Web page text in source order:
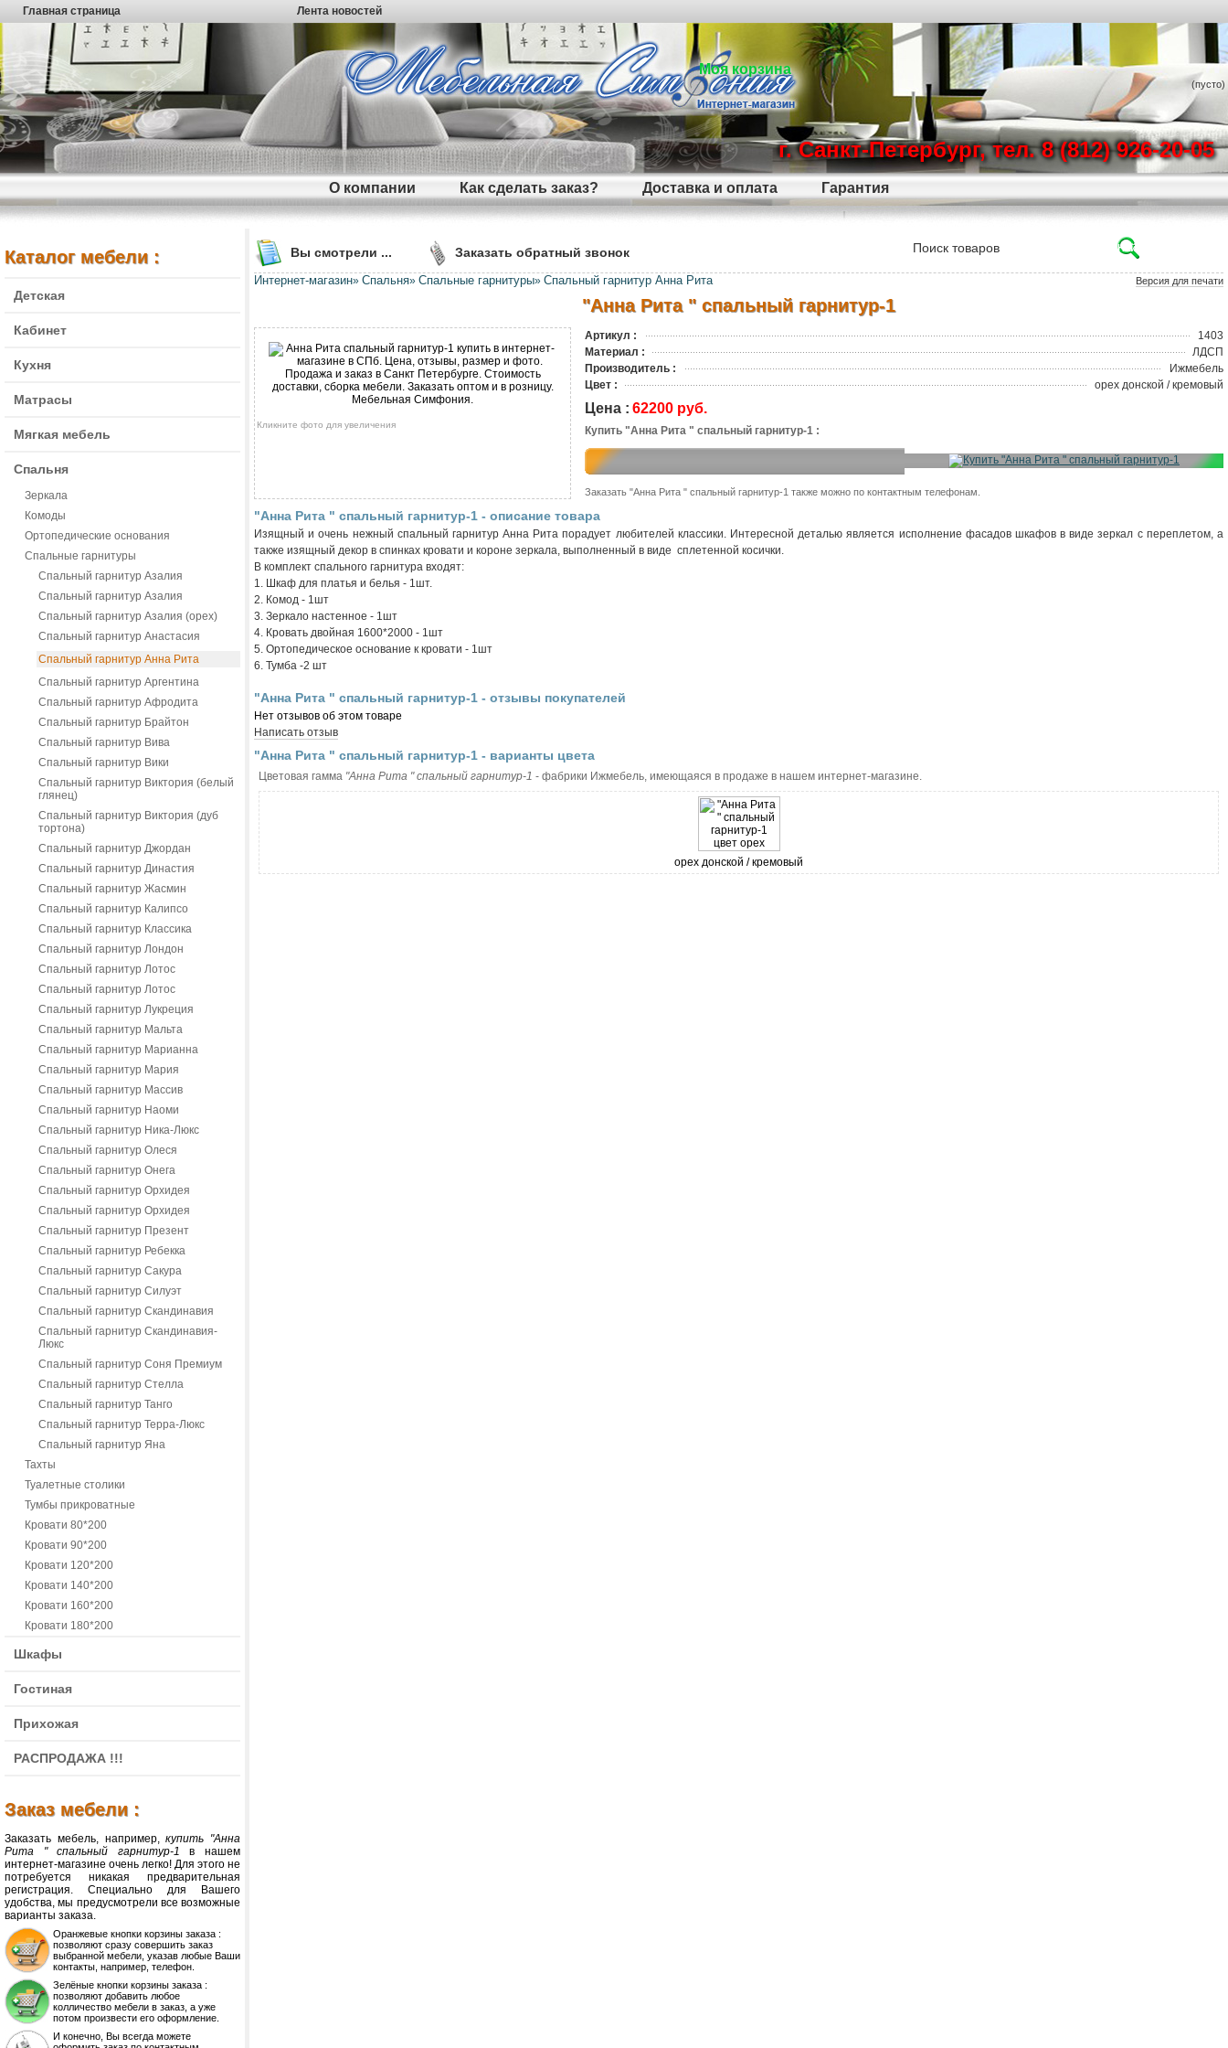
Главная страница Лента новостей
Моя корзина
(пусто)
г. Санкт-Петербург, тел. 8 (812) 926-20-05
О компании Как сделать заказ? Доставка и оплата Гарантия
Каталог мебели :
Детская
Кабинет
Кухня
Матрасы
Мягкая мебель
Спальня
Зеркала
Комоды
Ортопедические основания
Спальные гарнитуры
Спальный гарнитур Азалия
Спальный гарнитур Азалия
Спальный гарнитур Азалия (орех)
Спальный гарнитур Анастасия
Спальный гарнитур Анна Рита
Спальный гарнитур Аргентина
Спальный гарнитур Афродита
Спальный гарнитур Брайтон
Спальный гарнитур Вива
Спальный гарнитур Вики
Спальный гарнитур Виктория (белый
глянец)
Спальный гарнитур Виктория (дуб
тортона)
Спальный гарнитур Джордан
Спальный гарнитур Династия
Спальный гарнитур Жасмин
Спальный гарнитур Калипсо
Спальный гарнитур Классика
Спальный гарнитур Лондон
Спальный гарнитур Лотос
Спальный гарнитур Лотос
Спальный гарнитур Лукреция
Спальный гарнитур Мальта
Спальный гарнитур Марианна
Спальный гарнитур Мария
Спальный гарнитур Массив
Спальный гарнитур Наоми
Спальный гарнитур Ника-Люкс
Спальный гарнитур Олеся
Спальный гарнитур Онега
Спальный гарнитур Орхидея
Спальный гарнитур Орхидея
Спальный гарнитур Презент
Спальный гарнитур Ребекка
Спальный гарнитур Сакура
Спальный гарнитур Силуэт
Спальный гарнитур Скандинавия
Спальный гарнитур Скандинавия-
Люкс
Спальный гарнитур Соня Премиум
Спальный гарнитур Стелла
Спальный гарнитур Танго
Спальный гарнитур Терра-Люкс
Спальный гарнитур Яна
Тахты
Туалетные столики
Тумбы прикроватные
Кровати 80*200
Кровати 90*200
Кровати 120*200
Кровати 140*200
Кровати 160*200
Кровати 180*200
Шкафы
Гостиная
Прихожая
РАСПРОДАЖА !!!
Заказ мебели :
Заказать мебель, например,купить "Анна
Рита " спальный гарнитур-1 в нашем
интернет-магазине очень легко! Для этого не
потребуется никакая предварительная
регистрация. Специально для Вашего
удобства, мы предусмотрели все возможные
варианты заказа.
Оранжевые кнопки корзины заказа :
позволяют сразу совершить заказ
выбранной мебели, указав любые Ваши
контакты, например, телефон.
Зелёные кнопки корзины заказа :
позволяют добавить любое
колличество мебели в заказ, а уже
потом произвести его оформление.
И конечно, Вы всегда можете
Вы смотрели ... Заказать обратный звонок
Интернет-магазин» Спальня» Спальные гарнитуры» Спальный гарнитур Анна Рита Версия для печати
"Анна Рита " спальный гарнитур-1
Кликните фото для увеличения
Артикул :
1403
Материал :
ЛДСП
Производитель :
Ижмебель
Цвет :
орех донской / кремовый
Цена : 62200 руб.
Купить "Анна Рита " спальный гарнитур-1 :
Заказать "Анна Рита " спальный гарнитур-1 также можно по контактным телефонам.
"Анна Рита " спальный гарнитур-1 - описание товара
Изящный и очень нежный спальный гарнитур Анна Рита порадует любителей классики. Интересной деталью является исполнение фасадов шкафов в виде зеркал с переплетом, а
также изящный декор в спинках кровати и короне зеркала, выполненный в виде сплетенной косички.
В комплект спального гарнитура входят:
1. Шкаф для платья и белья - 1шт.
2. Комод - 1шт
3. Зеркало настенное - 1шт
4. Кровать двойная 1600*2000 - 1шт
5. Ортопедическое основание к кровати - 1шт
6. Тумба -2 шт
"Анна Рита " спальный гарнитур-1 - отзывы покупателей
Нет отзывов об этом товаре
Написать отзыв
"Анна Рита " спальный гарнитур-1 - варианты цвета
Цветовая гамма "Анна Рита " спальный гарнитур-1 - фабрики Ижмебель, имеющаяся в продаже в нашем интернет-магазине.
орех донской / кремовый